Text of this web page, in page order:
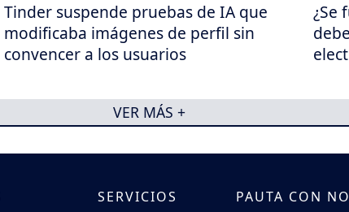
Tinder suspende pruebas de IA que
modificaba imágenes de perfil sin
convencer a los usuarios
¿Se
VER MÁS +
SERVICIOS PAUTA CON